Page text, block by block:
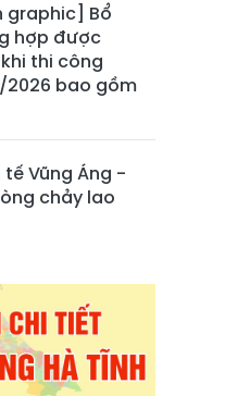
graphic] Bổ
hợp được
thi công
2026 bao gồm
tế Vũng Áng -
chảy lao